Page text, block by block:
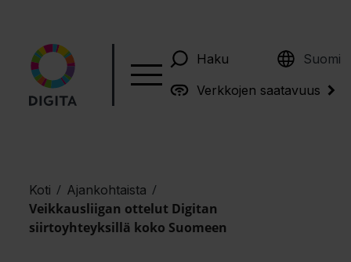
Haku Suomi
English
Verkkojen saatavuus
Koti / Ajankohtaista /
Veikkausliigan ottelut Digitan
siirtoyhteyksillä koko Suomeen